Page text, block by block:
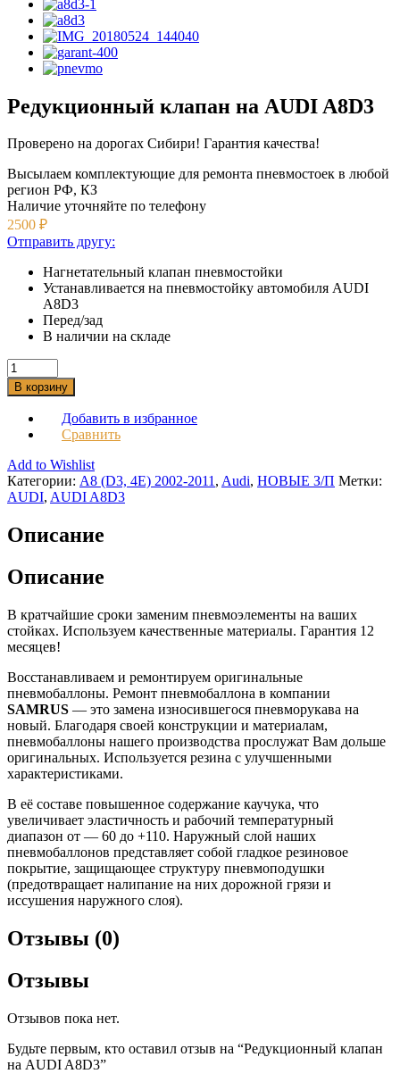
Редукционный клапан на AUDI A8D3
Проверено на дорогах Сибири! Гарантия качества!
Высылаем комплектующие для ремонта пневмостоек в любой
регион РФ, КЗ
Наличие уточняйте по телефону
2500 ₽
Отправить другу:
Нагнетательный клапан пневмостойки
Устанавливается на пневмостойку автомобиля AUDI
A8D3
Перед/зад
В наличии на складе
В корзину
Добавить в избранное
Сравнить
Add to Wishlist
Категории: A8 (D3, 4E) 2002-2011, Audi, НОВЫЕ З/П Метки:
AUDI, AUDI A8D3
Описание
Описание
В кратчайшие сроки заменим пневмоэлементы на ваших
стойках. Используем качественные материалы. Гарантия 12
месяцев!
Восстанавливаем и ремонтируем оригинальные
пневмобаллоны. Ремонт пневмобаллона в компании
SAMRUS — это замена износившегося пневморукава на
новый. Благодаря своей конструкции и материалам,
пневмобаллоны нашего производства прослужат Вам дольше
оригинальных. Используется резина с улучшенными
характеристиками.
В её составе повышенное содержание каучука, что
увеличивает эластичность и рабочий температурный
диапазон от — 60 до +110. Наружный слой наших
пневмобаллонов представляет собой гладкое резиновое
покрытие, защищающее структуру пневмоподушки
(предотвращает налипание на них дорожной грязи и
иссушения наружного слоя).
Отзывы (0)
Отзывы
Отзывов пока нет.
Будьте первым, кто оставил отзыв на “Редукционный клапан
на AUDI A8D3”